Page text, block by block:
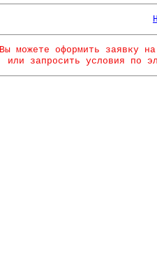
Вы можете оформить заявку
или запросить условия по